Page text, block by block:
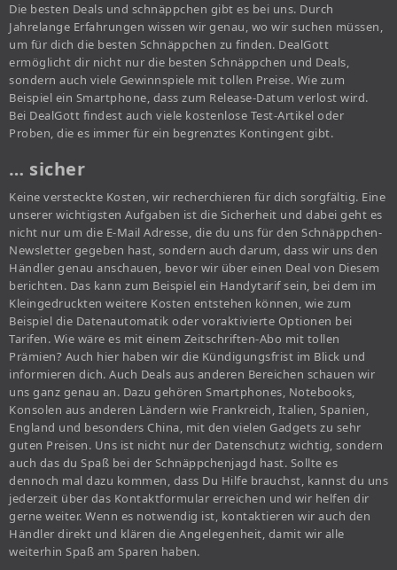
Die besten Deals und schnäppchen gibt es bei uns. Durch
Jahrelange Erfahrungen wissen wir genau, wo wir suchen müssen,
um für dich die besten Schnäppchen zu finden. DealGott
ermöglicht dir nicht nur die besten Schnäppchen und Deals,
sondern auch viele Gewinnspiele mit tollen Preise. Wie zum
Beispiel ein Smartphone, dass zum Release-Datum verlost wird.
Bei DealGott findest auch viele kostenlose Test-Artikel oder
Proben, die es immer für ein begrenztes Kontingent gibt.
… sicher
Keine versteckte Kosten, wir recherchieren für dich sorgfältig. Eine
unserer wichtigsten Aufgaben ist die Sicherheit und dabei geht es
nicht nur um die E-Mail Adresse, die du uns für den Schnäppchen-
Newsletter gegeben hast, sondern auch darum, dass wir uns den
Händler genau anschauen, bevor wir über einen Deal von Diesem
berichten. Das kann zum Beispiel ein Handytarif sein, bei dem im
Kleingedruckten weitere Kosten entstehen können, wie zum
Beispiel die Datenautomatik oder voraktivierte Optionen bei
Tarifen. Wie wäre es mit einem Zeitschriften-Abo mit tollen
Prämien? Auch hier haben wir die Kündigungsfrist im Blick und
informieren dich. Auch Deals aus anderen Bereichen schauen wir
uns ganz genau an. Dazu gehören Smartphones, Notebooks,
Konsolen aus anderen Ländern wie Frankreich, Italien, Spanien,
England und besonders China, mit den vielen Gadgets zu sehr
guten Preisen. Uns ist nicht nur der Datenschutz wichtig, sondern
auch das du Spaß bei der Schnäppchenjagd hast. Sollte es
dennoch mal dazu kommen, dass Du Hilfe brauchst, kannst du uns
jederzeit über das Kontaktformular erreichen und wir helfen dir
gerne weiter. Wenn es notwendig ist, kontaktieren wir auch den
Händler direkt und klären die Angelegenheit, damit wir alle
weiterhin Spaß am Sparen haben.